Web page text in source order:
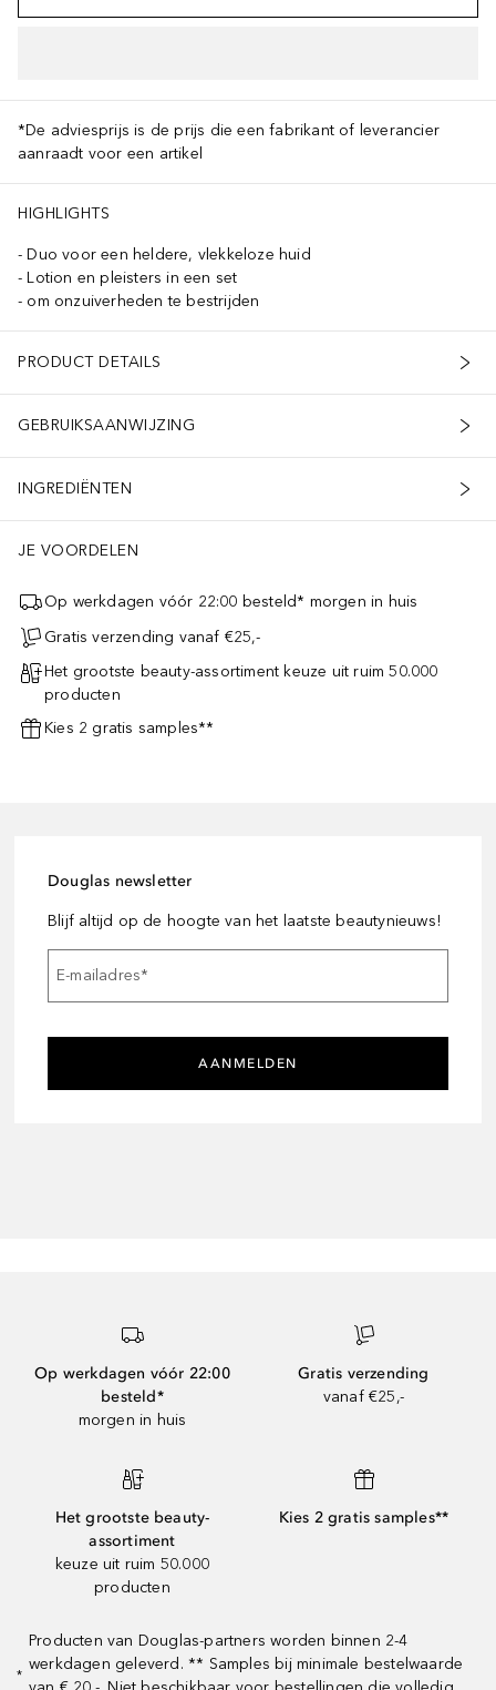
*De adviesprijs is de prijs die een fabrikant of leverancier
aanraadt voor een artikel
HIGHLIGHTS
Duo voor een heldere, vlekkeloze huid
Lotion en pleisters in een set
om onzuiverheden te bestrijden
PRODUCT DETAILS
GEBRUIKSAANWIJZING
INGREDIËNTEN
JE VOORDELEN
Op werkdagen vóór 22:00 besteld* morgen in huis
Gratis verzending vanaf €25,-
Het grootste beauty-assortiment keuze uit ruim 50.000
producten
Kies 2 gratis samples**
Douglas newsletter
Blijf altijd op de hoogte van het laatste beautynieuws!
E-mailadres*
AANMELDEN
Op werkdagen vóór 22:00
besteld*
morgen in huis
Gratis verzending
vanaf €25,-
Het grootste beauty-
assortiment
keuze uit ruim 50.000
producten
Kies 2 gratis samples**
*
Producten van Douglas-partners worden binnen 2-4
werkdagen geleverd. ** Samples bij minimale bestelwaarde